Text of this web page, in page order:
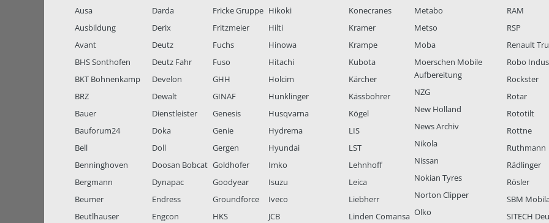
Ausa
Ausbildung
Avant
BHS Sonthofen
BKT Bohnenkamp
BRZ
Bauer
Bauforum24
Bell
Benninghoven
Bergmann
Beumer
Beutlhauser
Darda
Derix
Deutz
Deutz Fahr
Develon
Dewalt
Dienstleister
Doka
Doll
Doosan Bobcat
Dynapac
Endress
Engcon
Fricke Gruppe
Fritzmeier
Fuchs
Fuso
GHH
GINAF
Genesis
Genie
Gergen
Goldhofer
Goodyear
Groundforce
HKS
Hikoki
Hilti
Hinowa
Hitachi
Holcim
Hunklinger
Husqvarna
Hydrema
Hyundai
Imko
Isuzu
Iveco
JCB
Konecranes
Kramer
Krampe
Kubota
Kärcher
Kässbohrer
Kögel
LIS
LST
Lehnhoff
Leica
Liebherr
Linden Comansa
Metabo
Metso
Moba
Moerschen Mobile
Aufbereitung
NZG
New Holland
News Archiv
Nikola
Nissan
Nokian Tyres
Norton Clipper
Olko
RAM
RSP
Renault
Robo
Rockster
Rotar
Rototilt
Rottne
Ruthmann
Rädlinger
Rösler
SBM
SITECH